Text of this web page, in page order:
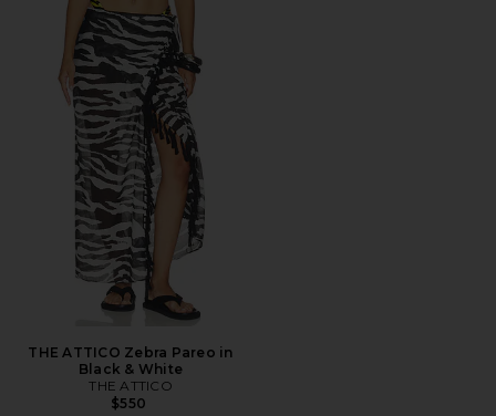
THE ATTICO Zebra Pareo in
Black & White
THE ATTICO
$550